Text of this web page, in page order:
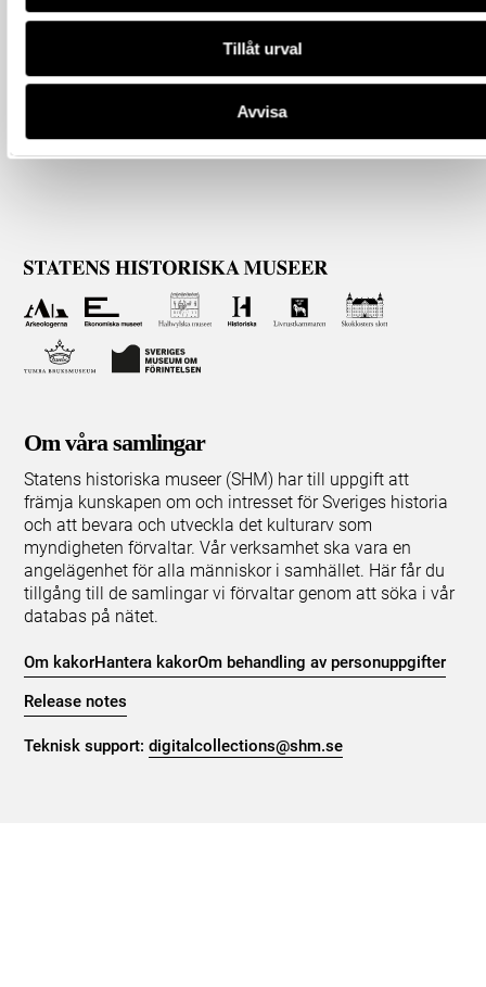
Tillåt urval
Avvisa
Om våra samlingar
Statens historiska museer (SHM) har till uppgift att
främja kunskapen om och intresset för Sveriges historia
och att bevara och utveckla det kulturarv som
myndigheten förvaltar. Vår verksamhet ska vara en
angelägenhet för alla människor i samhället. Här får du
tillgång till de samlingar vi förvaltar genom att söka i vår
databas på nätet.
Om kakorHantera kakorOm behandling av personuppgifter
Release notes
Teknisk support:digitalcollections@shm.se